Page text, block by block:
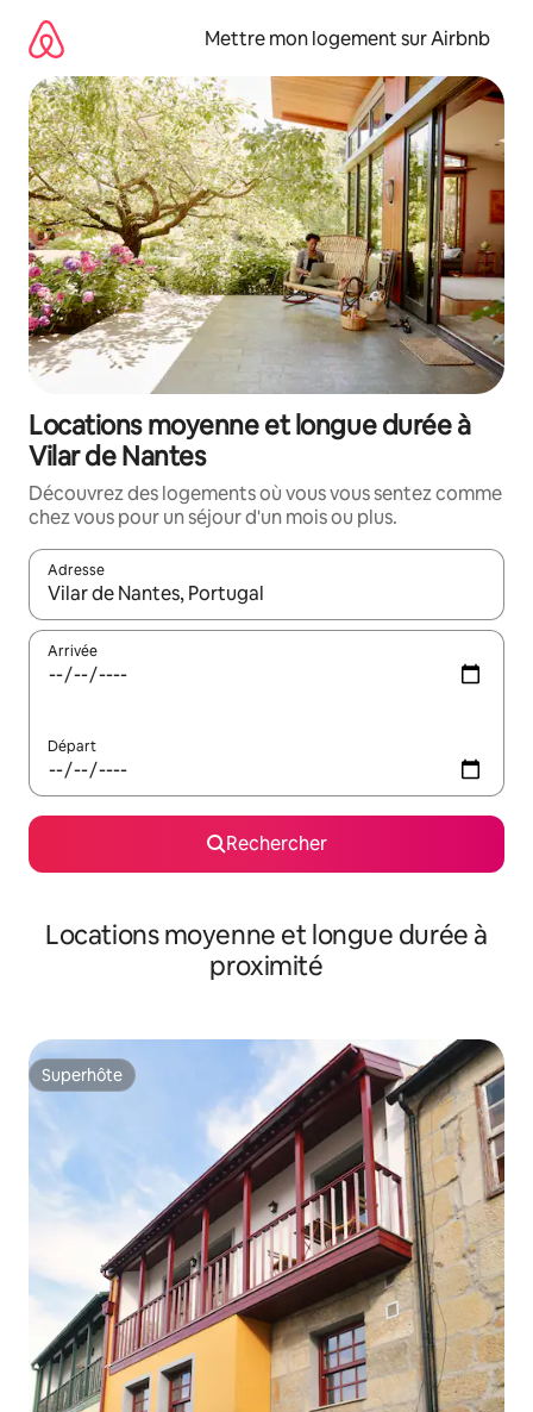
directement
contenu
Mettre mon logement sur Airbnb
Locations moyenne et longue durée à
Vilar de Nantes
Découvrez des logements où vous vous sentez comme
chez vous pour un séjour d'un mois ou plus.
Adresse
Lorsque les résultats s'affichent, utilisez les flèches vers le
Arrivée
Départ
Rechercher
Locations moyenne et longue durée à
proximité
Superhôte
Superhôte